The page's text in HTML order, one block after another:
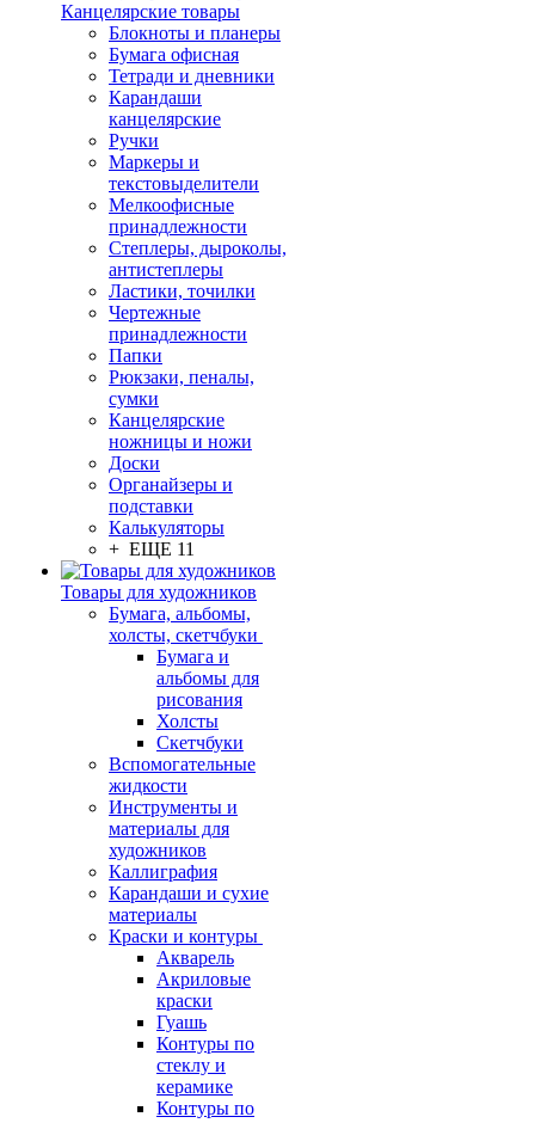
Канцелярские товары
Блокноты и планеры
Бумага офисная
Тетради и дневники
Карандаши
канцелярские
Ручки
Маркеры и
текстовыделители
Мелкоофисные
принадлежности
Степлеры, дыроколы,
антистеплеры
Ластики, точилки
Чертежные
принадлежности
Папки
Рюкзаки, пеналы,
сумки
Канцелярские
ножницы и ножи
Доски
Органайзеры и
подставки
Калькуляторы
+ ЕЩЕ 11
Товары для художников
Бумага, альбомы,
холсты, скетчбуки
Бумага и
альбомы для
рисования
Холсты
Скетчбуки
Вспомогательные
жидкости
Инструменты и
материалы для
художников
Каллиграфия
Карандаши и сухие
материалы
Краски и контуры
Акварель
Акриловые
краски
Гуашь
Контуры по
стеклу и
керамике
Контуры по